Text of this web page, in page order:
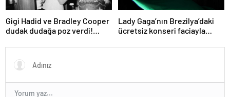
Gigi Hadid ve Bradley Cooper
dudak dudağa poz verdi!
Lady Gaga’nın Brezilya’daki
ücretsiz konseri faciayla